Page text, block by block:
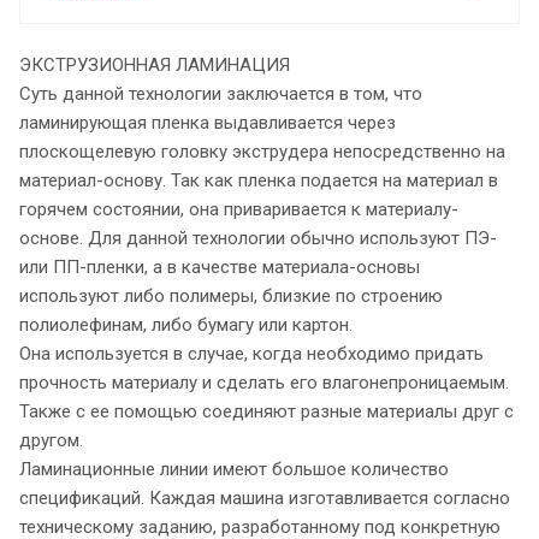
ЭКСТРУЗИОННАЯ ЛАМИНАЦИЯ
Суть данной технологии заключается в том, что
ламинирующая пленка выдавливается через
плоскощелевую головку экструдера непосредственно на
материал-основу. Так как пленка подается на материал в
горячем состоянии, она приваривается к материалу-
основе. Для данной технологии обычно используют ПЭ-
или ПП-пленки, а в качестве материала-основы
используют либо полимеры, близкие по строению
полиолефинам, либо бумагу или картон.
Она используется в случае, когда необходимо придать
прочность материалу и сделать его влагонепроницаемым.
Также с ее помощью соединяют разные материалы друг с
другом.
Ламинационные линии имеют большое количество
спецификаций. Каждая машина изготавливается согласно
техническому заданию, разработанному под конкретную